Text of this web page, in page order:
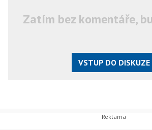
Zatím bez komentáře,
VSTUP DO DISKUZE